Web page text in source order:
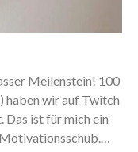
Meilenstein! 100
haben wir auf Twitch
ist für mich ein